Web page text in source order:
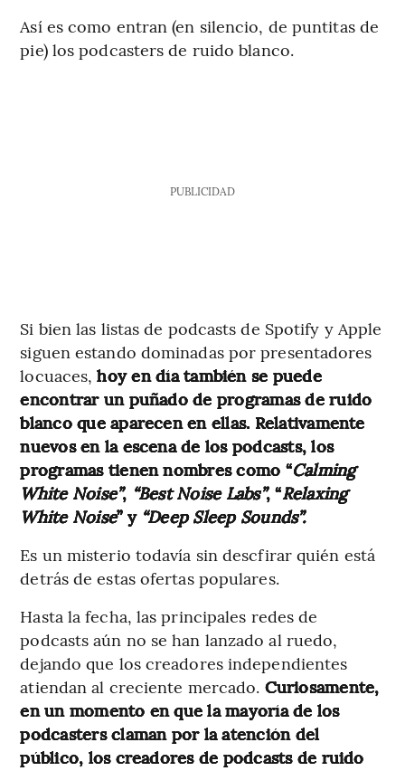
Así es como entran (en silencio, de puntitas de
pie) los podcasters de ruido blanco.
PUBLICIDAD
Si bien las listas de podcasts de Spotify y Apple
siguen estando dominadas por presentadores
locuaces,hoy en día también se puede
encontrar un puñado de programas de ruido
blanco que aparecen en ellas. Relativamente
nuevos en la escena de los podcasts, los
programas tienen nombres como “Calming
White Noise”, “Best Noise Labs”, “Relaxing
White Noise” y “Deep Sleep Sounds”.
Es un misterio todavía sin descfirar quién está
detrás de estas ofertas populares.
Hasta la fecha, las principales redes de
podcasts aún no se han lanzado al ruedo,
dejando que los creadores independientes
atiendan al creciente mercado. Curiosamente,
en un momento en que la mayoría de los
podcasters claman por la atención del
público, los creadores de podcasts de ruido